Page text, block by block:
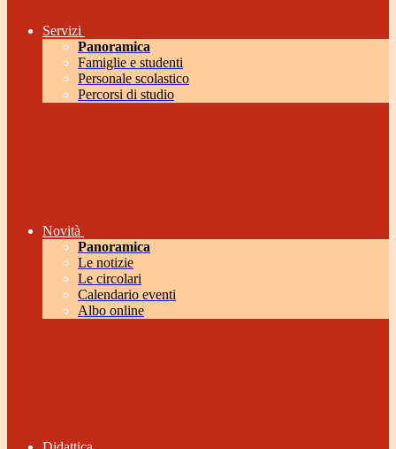
Servizi
Panoramica
Famiglie e studenti
Personale scolastico
Percorsi di studio
Novità
Panoramica
Le notizie
Le circolari
Calendario eventi
Albo online